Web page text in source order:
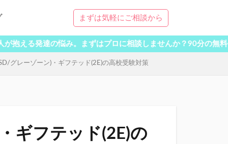
まずは気軽にご相談から
達の悩み。まずはプロに相談しませんか？90分の無料体験受付
グレーゾーン)・ギフテッド(2E)の高校受験対策
ギフテッド(2E)の